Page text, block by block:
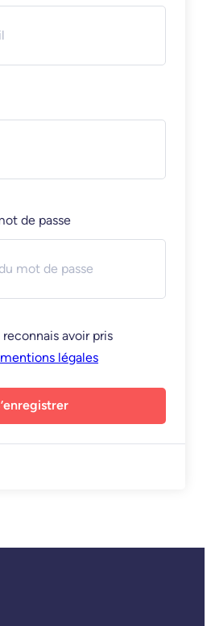
de passe
avoir pris
mentions légales